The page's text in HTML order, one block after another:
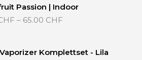
Passion | Indoor
– 65.00 CHF
65.00 CHF
Komplettset - Lila